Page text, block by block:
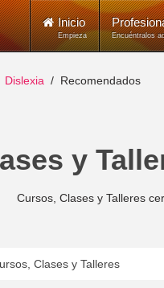
Inicio
Empieza Encuéntralos
Dislexia Recomendados
y
Cursos, Clases y Talleres